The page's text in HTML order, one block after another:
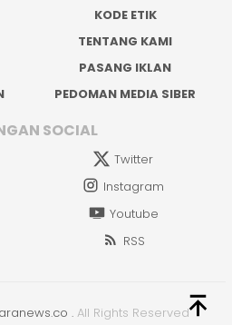
KODE ETIK
TENTANG KAMI
PASANG IKLAN
PEDOMAN MEDIA SIBER
SOCIAL
Twitter
Instagram
Youtube
RSS
. All Rights Reserved